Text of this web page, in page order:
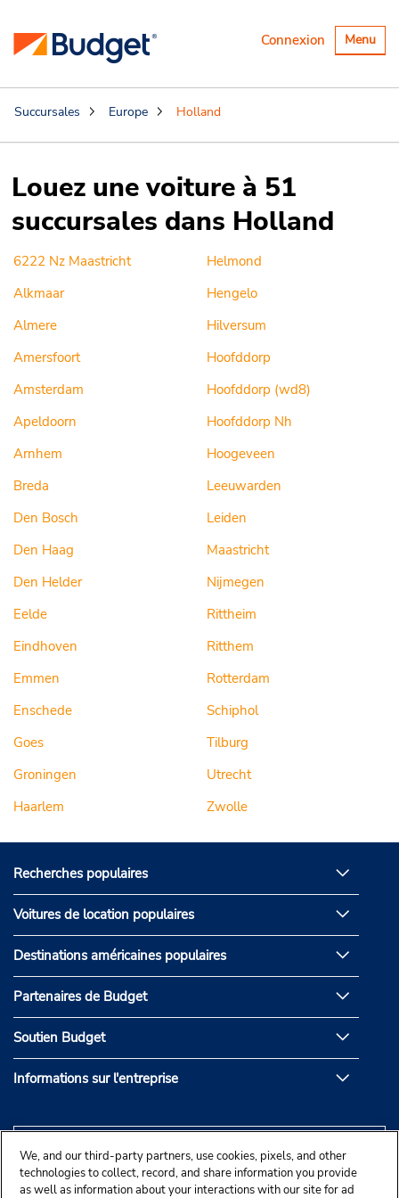
Basculer
la
Menu
Connexion
Succursales Europe Holland
Louez une voiture à 51
succursales dans Holland
6222 Nz Maastricht
Alkmaar
Almere
Amersfoort
Amsterdam
Apeldoorn
Arnhem
Breda
Den Bosch
Den Haag
Den Helder
Eelde
Eindhoven
Emmen
Enschede
Goes
Groningen
Haarlem
Helmond
Hengelo
Hilversum
Hoofddorp
Hoofddorp (wd8)
Hoofddorp Nh
Hoogeveen
Leeuwarden
Leiden
Maastricht
Nijmegen
Rittheim
Ritthem
Rotterdam
Schiphol
Tilburg
Utrecht
Zwolle
Recherches populaires
Voitures de location populaires
Destinations américaines populaires
Partenaires de Budget
Soutien Budget
Informations sur l'entreprise
We, and our third-party partners, use cookies, pixels, and other
technologies to collect, record, and share information you provide
as well as information about your interactions with our site for ad